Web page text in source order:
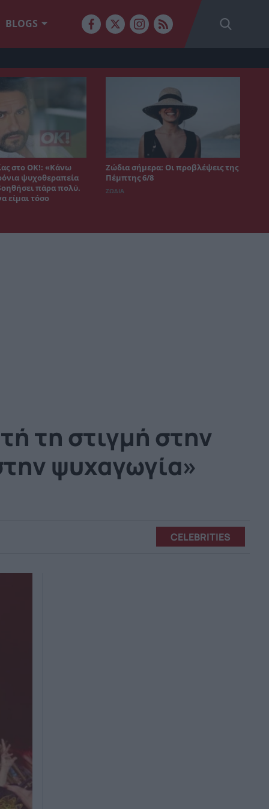
BLOGS
στο ΟΚ!: «Κάνω
ψυχοθεραπεία
πάρα πολύ.
είμαι τόσο
Ζώδια σήμερα: Οι προβλέψεις της
Πέμπτης 6/8
ΖΩΔΙΑ
τη στιγμή στην
ψυχαγωγία»
CELEBRITIES